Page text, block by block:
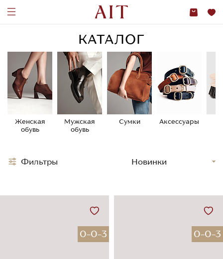
КАТАЛОГ
Женская
обувь
Мужская
обувь
Сумки Аксессуары
0-0-3 0-0-3
Фильтры